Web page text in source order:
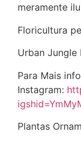
meramente
Floricultura
Urban Jungle
Para Mais
Instagram:
Plantas